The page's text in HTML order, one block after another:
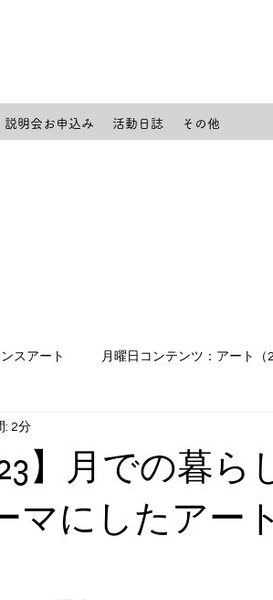
説明会お申込み 活動日誌 その他
スアート 月曜日コンテンツ：アート（
水曜日
英語② 長期休み時スクール：サマクル
】月での暮ら
マにしたアー
: 2分